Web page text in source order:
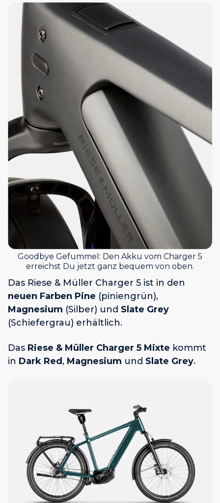
Goodbye Gefummel: Den Akku vom Charger 5
erreichst Du jetzt ganz bequem von oben.
Das Riese & Müller Charger 5 ist in den
neuen Farben Pine (piniengrün),
Magnesium (Silber) und Slate Grey
(Schiefergrau) erhältlich.
Das Riese & Müller Charger 5 Mixte kommt
in Dark Red, Magnesium und Slate Grey.